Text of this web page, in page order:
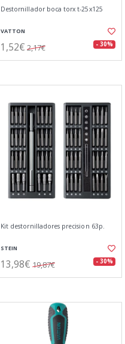
Destornillador boca torx t-25x125
VATTON
1,52€ 2,17€ - 30%
Kit destornilladores precision 63p.
STEIN
13,98€ 19,87€ - 30%